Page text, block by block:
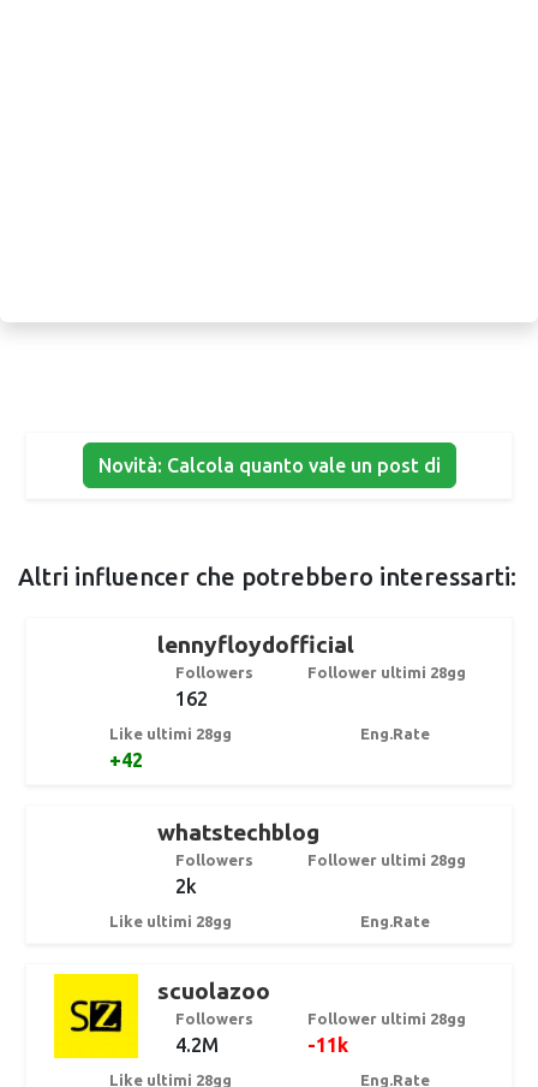
Novità: Calcola quanto vale un post di
Altri influencer che potrebbero interessarti:
lennyfloydofficial
Followers
162
Follower ultimi 28gg
Like ultimi 28gg
+42
Eng.Rate
whatstechblog
Followers
2k
Follower ultimi 28gg
Like ultimi 28gg Eng.Rate
scuolazoo
Followers
4.2M
Follower ultimi 28gg
-11k
Like ultimi 28gg Eng.Rate